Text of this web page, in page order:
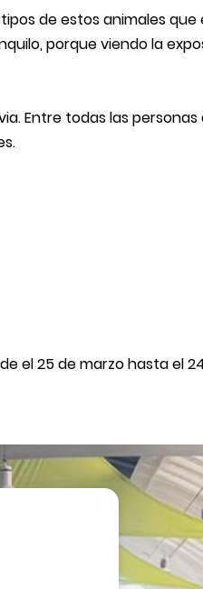
de estos animales que
porque viendo la
Entre todas las personas
el 25 de marzo hasta el